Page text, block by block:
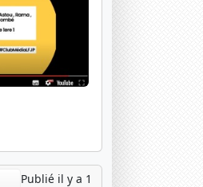
Publié il y a 1